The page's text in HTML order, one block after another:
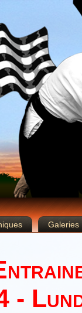
Galeries
-